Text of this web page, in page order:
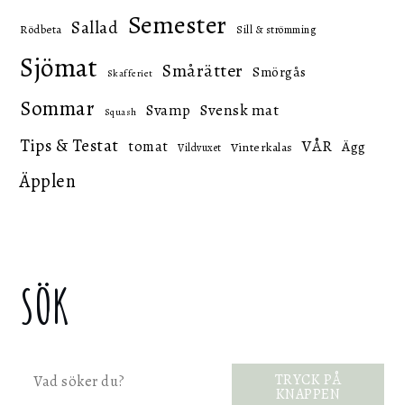
Rödbeta Sallad Semester Sill & strömming
Sjömat Skafferiet Smårätter Smörgås
Sommar Squash Svamp Svensk mat
Tips & Testat tomat Vildvuxet Vinterkalas VÅR Ägg
Äpplen
SÖK
Sök TRYCK PÅ
KNAPPEN